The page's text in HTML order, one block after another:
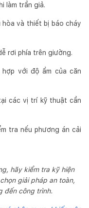
làm trần giả.
và thiết bị báo cháy
rơi phía trên giường.
với độ ẩm của căn
các vị trí kỹ thuật cần
tra nếu phương án cải
hãy kiểm tra kỹ hiện
giải pháp an toàn,
đến công trình.